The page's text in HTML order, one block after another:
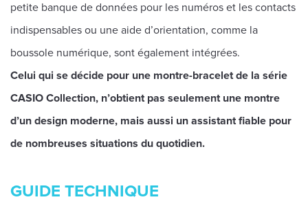
petite banque de données pour les numéros et les contacts
indispensables ou une aide d’orientation, comme la
boussole numérique, sont également intégrées.
Celui qui se décide pour une montre-bracelet de la série
CASIO Collection, n’obtient pas seulement une montre
d’un design moderne, mais aussi un assistant fiable pour
de nombreuses situations du quotidien.
GUIDE TECHNIQUE